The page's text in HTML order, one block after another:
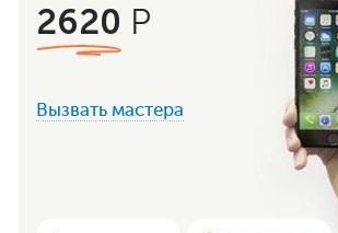
2620 Р
Вызвать мастера